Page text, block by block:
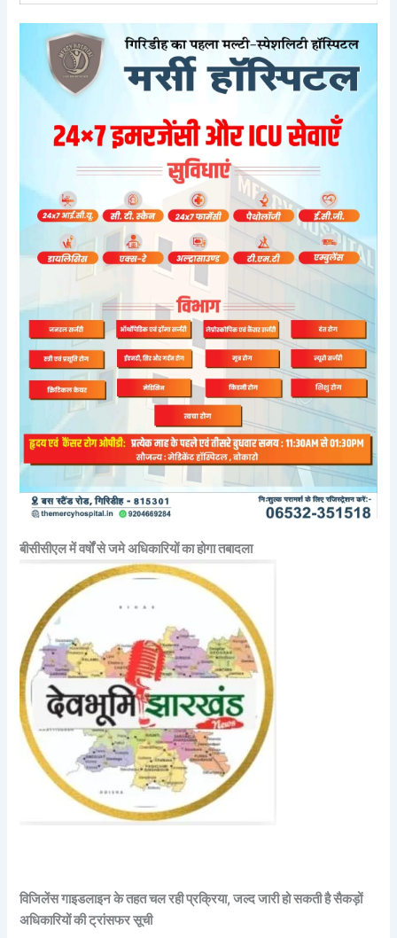
बीसीसीएल में वर्षों से जमे अधिकारियों का होगा तबादला
विजिलेंस गाइडलाइन के तहत चल रही प्रक्रिया, जल्द जारी हो सकती है सैकड़ों
अधिकारियों की ट्रांसफर सूची